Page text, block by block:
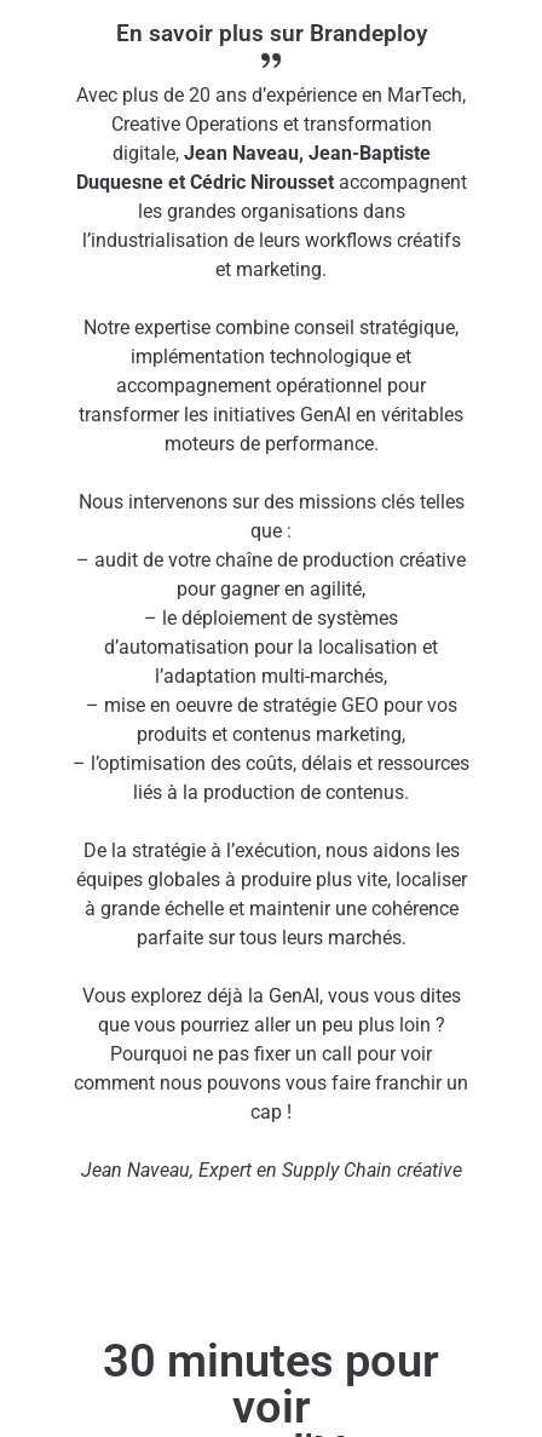
En savoir plus sur Brandeploy
Avec plus de 20 ans d’expérience en MarTech,
Creative Operations et transformation
digitale, JeanNaveau, Jean-Baptiste
Duquesne et Cédric Niroussetaccompagnent
les grandes organisations dans
l’industrialisation de leurs workflows créatifs
et marketing.
Notre expertise combine conseil stratégique,
implémentation technologique et
accompagnement opérationnel pour
transformer les initiatives GenAI en véritables
moteurs de performance.
Nous intervenons sur des missions clés telles
que :
– audit de votre chaîne de production créative
pour gagner en agilité,
– le déploiement de systèmes
d’automatisation pour la localisation et
l’adaptation multi-marchés,
– mise en oeuvre de stratégie GEO pour vos
produits et contenus marketing,
– l’optimisation des coûts, délais et ressources
liés à la production de contenus.
De la stratégie à l’exécution, nous aidons les
équipes globales à produire plus vite, localiser
à grande échelle et maintenir une cohérence
parfaite sur tous leurs marchés.
Vous explorez déjà la GenAI, vous vous dites
que vous pourriez aller un peu plus loin ?
Pourquoi ne pas fixer un call pour voir
comment nous pouvons vous faire franchir un
cap !
Jean Naveau, Expert en Supply Chain créative
30 minutes pour
voir